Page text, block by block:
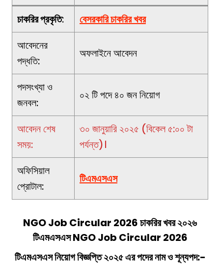
চাকরির প্রকৃতি: বেসরকারি চাকরির খবর
আবেদনের
পদ্ধতি:
অফলাইনে আবেদন
পদসংখ্যা ও
জনবল:
০২ টি পদে ৪০ জন নিয়োগ
আবেদন শেষ
সময়:
৩০ জানুয়ারি ২০২৫ (বিকেল ৫:০০ টা
পর্যন্ত)।
অফিসিয়াল
প্রোটাল:
টিএমএসএস
NGO Job Circular 2026চাকরির খবর ২০২৬
টিএমএসএসNGO Job Circular 2026
টিএমএসএসনিয়োগ বিজ্ঞপ্তি২০২৫ এর পদের নাম ও শূন্যপদ:-